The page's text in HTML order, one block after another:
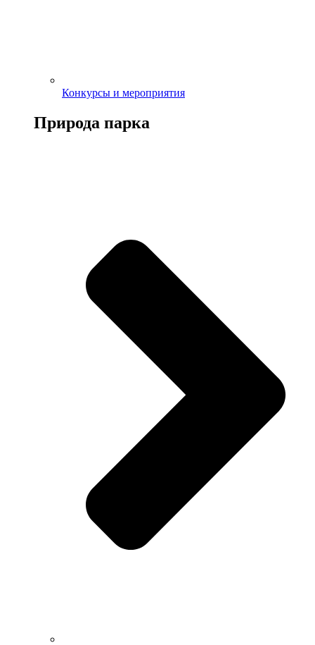
Конкурсы и мероприятия
Природа парка